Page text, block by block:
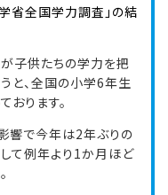
省全国学力調査」の結
子供たちの学力を把
と、全国の小学6年生
ります。
響で今年は2年ぶりの
て例年より1か月ほど